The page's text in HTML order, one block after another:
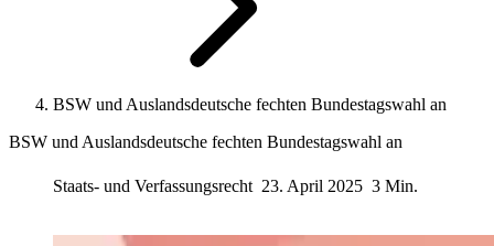
BSW und Auslandsdeutsche fechten Bundestagswahl an
BSW und Auslandsdeutsche fechten Bundestagswahl an
Staats- und Verfassungsrecht 23. April 2025 3 Min.